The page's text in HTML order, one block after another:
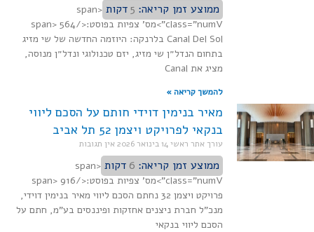
ממוצע זמן קריאה:5 דקות
<span
class="numV">מס' צפיות בפוסט:</span> 564
Canal Del Sol בלרנקה: היוזמה החדשה של שי מזיג
בתחום הנדל״ן שי מזיג, יזם טכנולוגי ונדל״ן מנוסה,
מציג את Canal
להמשך קריאה »
מאיר בנימין דוידי חותם על הסכם ליווי
בנקאי לפרויקט ויצמן 52 תל אביב
עורך אתר ראשי14 בינואר 2026 אין תגובות
ממוצע זמן קריאה:6 דקות
<span
class="numV">מס' צפיות בפוסט:</span> 916
פרויקט ויצמן 32 נחתם הסכם ליווי מאיר בנימין דוידי,
מנכ"ל חברת ניצנים אחזקות ופיננסים בע"מ, חתם על
הסכם ליווי בנקאי